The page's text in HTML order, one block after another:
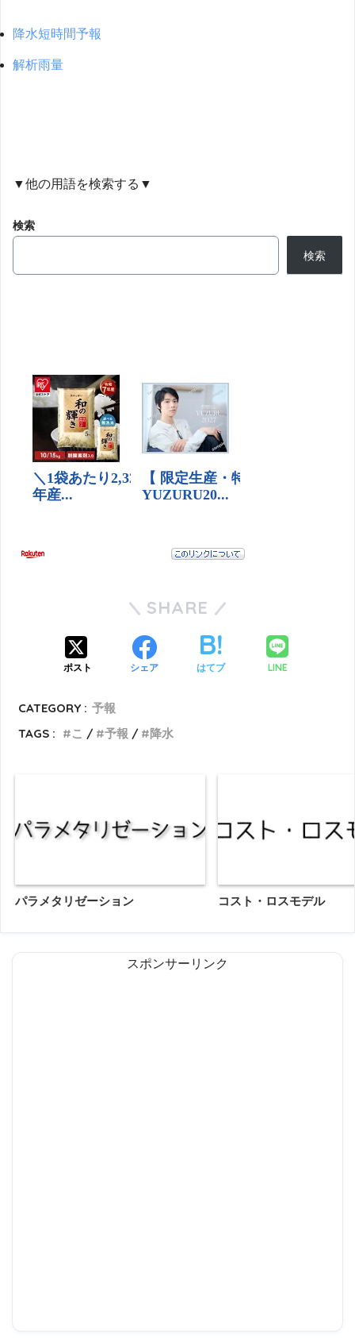
降水短時間予報
解析雨量
▼他の用語を検索する▼
検索
検索
SHARE
ポスト シェア はてブ LINE
CATEGORY : 予報
TAGS :
こ 予報 降水
パラメタリゼーション コスト・ロスモデル
スポンサーリンク